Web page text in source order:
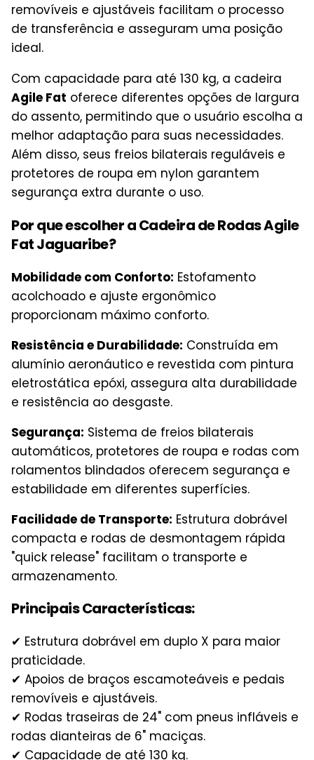
removíveis e ajustáveis facilitam o processo
de transferência e asseguram uma posição
ideal.
Com capacidade para até 130 kg, a cadeira
Agile Fat oferece diferentes opções de largura
do assento, permitindo que o usuário escolha a
melhor adaptação para suas necessidades.
Além disso, seus freios bilaterais reguláveis e
protetores de roupa em nylon garantem
segurança extra durante o uso.
Por que escolher a Cadeira de Rodas Agile
Fat Jaguaribe?
Mobilidade com Conforto: Estofamento
acolchoado e ajuste ergonômico
proporcionam máximo conforto.
Resistência e Durabilidade: Construída em
alumínio aeronáutico e revestida com pintura
eletrostática epóxi, assegura alta durabilidade
e resistência ao desgaste.
Segurança: Sistema de freios bilaterais
automáticos, protetores de roupa e rodas com
rolamentos blindados oferecem segurança e
estabilidade em diferentes superfícies.
Facilidade de Transporte: Estrutura dobrável
compacta e rodas de desmontagem rápida
"quick release" facilitam o transporte e
armazenamento.
Principais Características:
✔ Estrutura dobrável em duplo X para maior
praticidade.
✔ Apoios de braços escamoteáveis e pedais
removíveis e ajustáveis.
✔ Rodas traseiras de 24" com pneus infláveis e
rodas dianteiras de 6" maciças.
✔ Capacidade de até 130 kg.